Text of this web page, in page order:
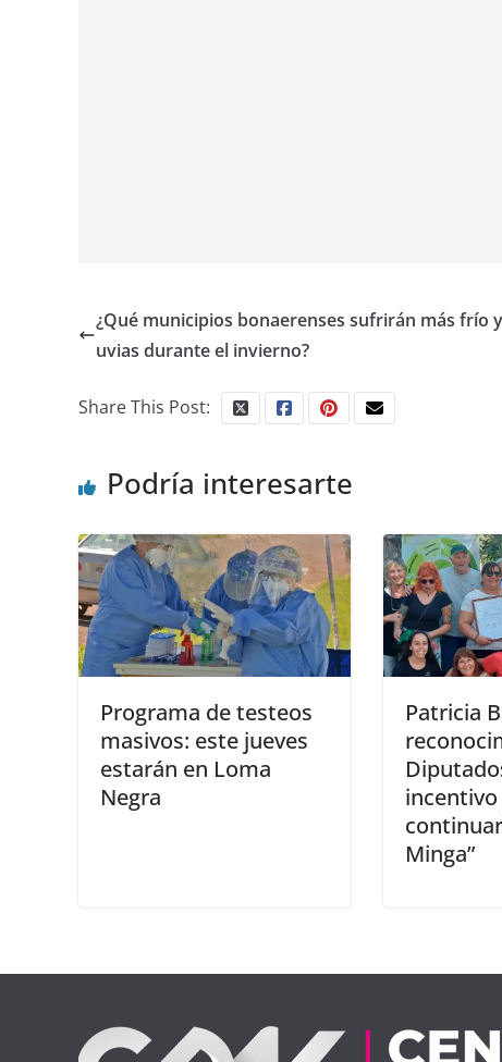
¿Qué municipios bonaerenses sufrirán más frío
uvias durante el invierno?
Share This Post:
Podría interesarte
Programa de testeos
masivos: este jueves
estarán en Loma
Negra
Patricia
incentivo
Minga”